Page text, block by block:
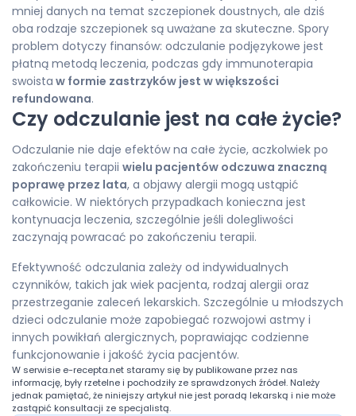
mniej danych na temat szczepionek doustnych, ale dziś
oba rodzaje szczepionek są uważane za skuteczne. Spory
problem dotyczy finansów: odczulanie podjęzykowe jest
płatną metodą leczenia, podczas gdy immunoterapia
swoista w formie zastrzyków jest w większości
refundowana.
Czy odczulanie jest na całe życie?
Odczulanie nie daje efektów na całe życie, aczkolwiek po
zakończeniu terapii wielu pacjentów odczuwa znaczną
poprawę przez lata, a objawy alergii mogą ustąpić
całkowicie. W niektórych przypadkach konieczna jest
kontynuacja leczenia, szczególnie jeśli dolegliwości
zaczynają powracać po zakończeniu terapii.
Efektywność odczulania zależy od indywidualnych
czynników, takich jak wiek pacjenta, rodzaj alergii oraz
przestrzeganie zaleceń lekarskich. Szczególnie u młodszych
dzieci odczulanie może zapobiegać rozwojowi astmy i
innych powikłań alergicznych, poprawiając codzienne
funkcjonowanie i jakość życia pacjentów.
W serwisie e-recepta.net staramy się by publikowane przez nas
informację, były rzetelne i pochodziły ze sprawdzonych źródeł. Należy
jednak pamiętać, że niniejszy artykuł nie jest poradą lekarską i nie może
zastąpić konsultacji ze specjalistą.